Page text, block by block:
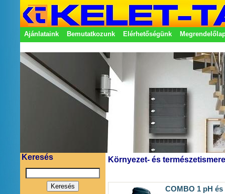
Ajánlataink Bemutatkozunk Elérhetőségünk
Keresés Környezet- és
COMBO 1 pH